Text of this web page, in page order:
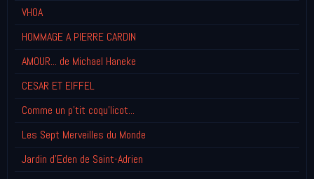
VHOA
HOMMAGE A PIERRE CARDIN
AMOUR... de Michael Haneke
CESAR ET EIFFEL
Comme un p'tit coqu'licot...
Les Sept Merveilles du Monde
Jardin d'Eden de Saint-Adrien